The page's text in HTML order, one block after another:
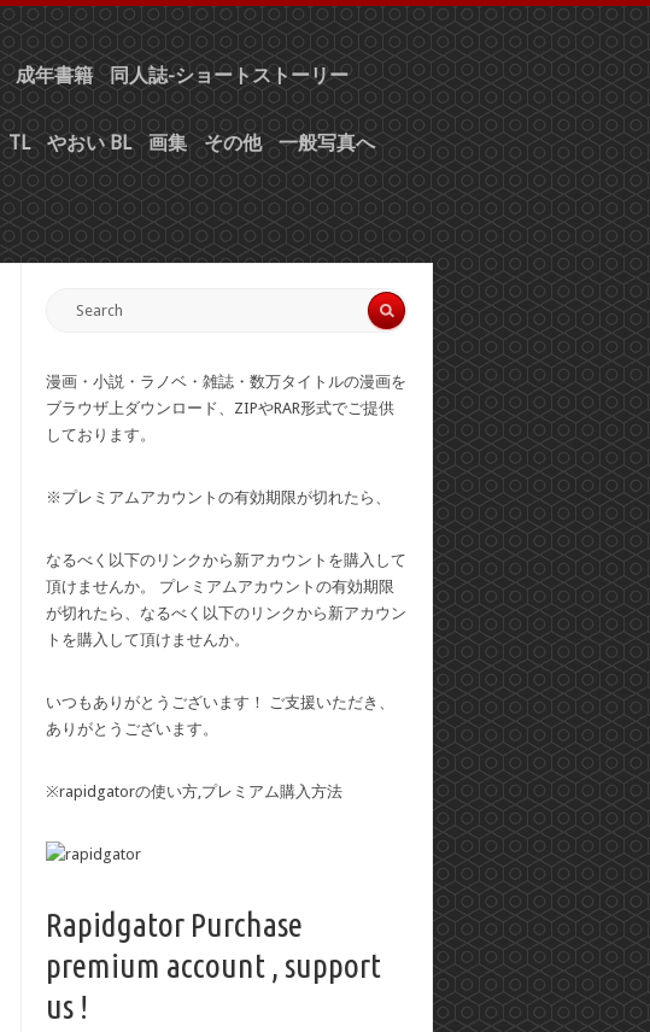
成年書籍 同人誌-ショートストーリー
TL やおい BL 画集 その他 一般写真へ
漫画・小説・ラノベ・雑誌・数万タイトルの漫画を
ブラウザ上ダウンロード、ZIPやRAR形式でご提供
しております。
※プレミアムアカウントの有効期限が切れたら、
なるべく以下のリンクから新アカウントを購入して
頂けませんか。 プレミアムアカウントの有効期限
が切れたら、なるべく以下のリンクから新アカウン
トを購入して頂けませんか。
いつもありがとうございます！ ご支援いただき、
ありがとうございます。
※rapidgatorの使い方,プレミアム購入方法
Rapidgator Purchase
premium account , support
us !